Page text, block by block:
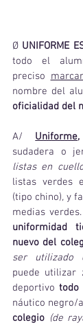
Ø UNIFORME
todo el
preciso
nombre del
oficialidad del
A/ Uniforme
sudadera o
listas en
listas verdes
(tipo chino), y
medias verdes.
uniformidad
nuevo del
ser utilizado
puede utilizar
deportivo todo
náutico negro/
colegio (de